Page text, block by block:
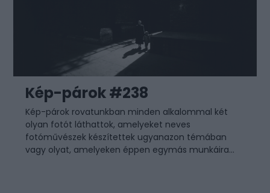
Kép-párok #238
Kép-párok rovatunkban minden alkalommal két
olyan fotót láthattok, amelyeket neves
fotóművészek készítettek ugyanazon témában
vagy olyat, amelyeken éppen egymás munkáira...